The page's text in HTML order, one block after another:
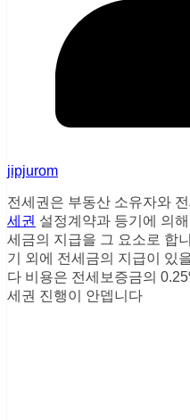
jipjurom
전세권은 부동산 소유자와
세권 설정계약과 등기에 의
세금의 지급을 그 요소로 합
기 외에 전세금의 지급이 있
다 비용은 전세보증금의
세권 진행이 안뎁니다